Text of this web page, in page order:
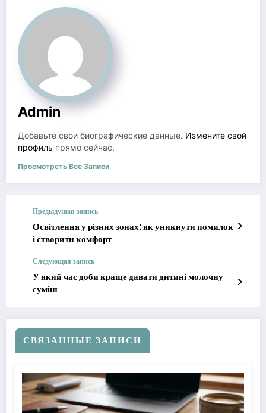
Admin
Добавьте свои биографические данные. Измените свой
профиль прямо сейчас.
Просмотреть Все Записи
Предыдущая запись
Освітлення у різних зонах: як уникнути помилок
і створити комфорт
Следующая запись
У який час доби краще давати дитині молочну
суміш
СВЯЗАННЫЕ ЗАПИСИ